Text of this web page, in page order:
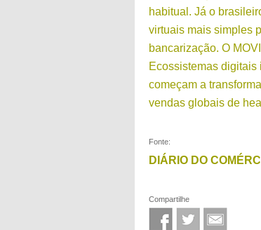
habitual. Já o
virtuais mais simples
bancarização. O
Ecossistemas
começam a
vendas globais de
Fonte:
DIÁRIO DO
Compartilhe